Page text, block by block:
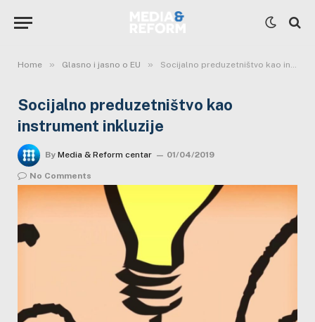
Home » Glasno i jasno o EU » Socijalno preduzetništvo kao instrument inkluzije
Socijalno preduzetništvo kao
instrument inkluzije
By Media & Reform centar 01/04/2019
No Comments